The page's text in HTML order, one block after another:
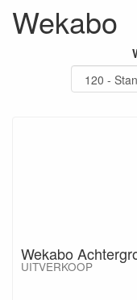
Wekabo
Wekabo
UITVERKOOP